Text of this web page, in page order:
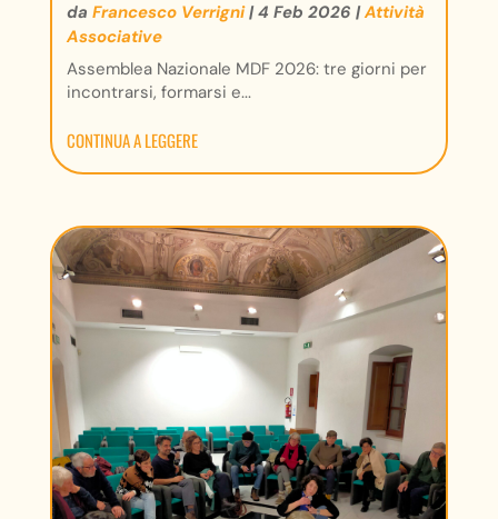
da Francesco Verrigni|4 Feb 2026 |Attività
Associative
Assemblea Nazionale MDF 2026: tre giorni per
incontrarsi, formarsi e...
CONTINUA A LEGGERE